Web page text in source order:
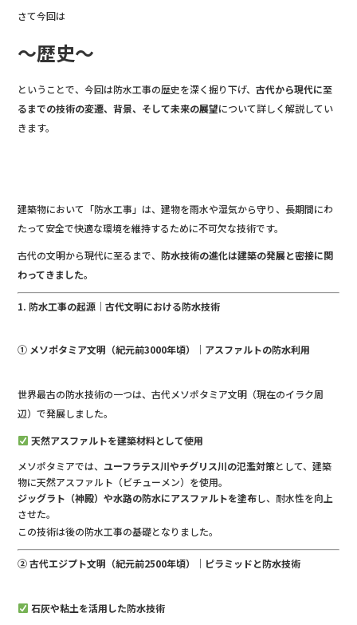
さて今回は
～歴史～
ということで、今回は防水工事の歴史を深く掘り下げ、古代から現代に至
るまでの技術の変遷、背景、そして未来の展望について詳しく解説してい
きます。
建築物において「防水工事」は、建物を雨水や湿気から守り、長期間にわ
たって安全で快適な環境を維持するために不可欠な技術です。
古代の文明から現代に至るまで、防水技術の進化は建築の発展と密接に関
わってきました。
1. 防水工事の起源｜古代文明における防水技術
① メソポタミア文明（紀元前3000年頃）｜アスファルトの防水利用
世界最古の防水技術の一つは、古代メソポタミア文明（現在のイラク周
辺）で発展しました。
天然アスファルトを建築材料として使用
メソポタミアでは、ユーフラテス川やチグリス川の氾濫対策として、建築
物に天然アスファルト（ビチューメン）を使用。
ジッグラト（神殿）や水路の防水にアスファルトを塗布し、耐水性を向上
させた。
この技術は後の防水工事の基礎となりました。
② 古代エジプト文明（紀元前2500年頃）｜ピラミッドと防水技術
石灰や粘土を活用した防水技術